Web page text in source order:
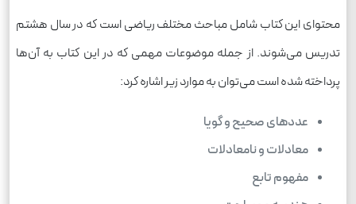
محتوای این کتاب شامل مباحث مختلف ریاضی است که در سال هشتم
تدریس می‌شوند. از جمله موضوعات مهمی که در این کتاب به آن‌ها
پرداخته شده است می‌توان به موارد زیر اشاره کرد:
عددهای صحیح و گویا
معادلات و نامعادلات
مفهوم تابع